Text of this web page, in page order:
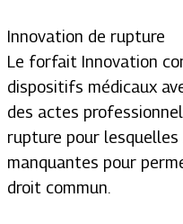
Innovation de rupture
Le forfait Innovation
dispositifs médicaux
des actes
rupture pour
manquantes pour
droit commun.